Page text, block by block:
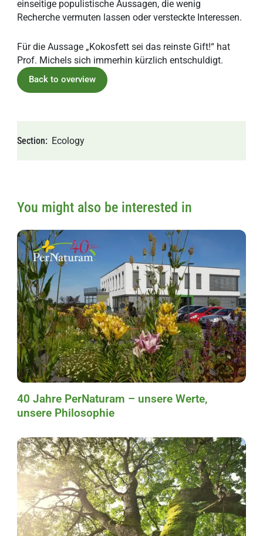
einseitige populistische Aussagen, die wenig
Recherche vermuten lassen oder versteckte Interessen.
Für die Aussage „Kokosfett sei das reinste Gift!“ hat
Prof. Michels sich immerhin kürzlich entschuldigt.
Section Ecology
You might also be interested in
40 Jahre PerNaturam – unsere Werte,
unsere Philosophie
Back to overview